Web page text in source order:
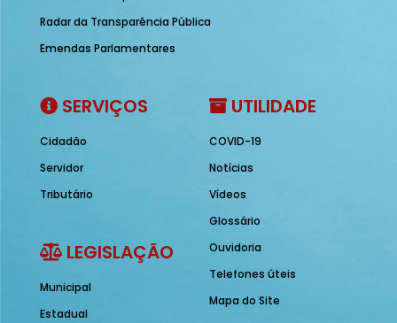
Radar da Transparência Pública
Emendas Parlamentares
SERVIÇOS
Cidadão
Servidor
Tributário
LEGISLAÇÃO
Municipal
Estadual
UTILIDADE
COVID-19
Notícias
Vídeos
Glossário
Ouvidoria
Telefones úteis
Mapa do Site